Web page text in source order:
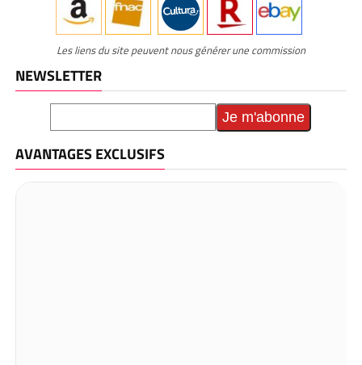
Les liens du site peuvent nous générer une commission
NEWSLETTER
AVANTAGES EXCLUSIFS